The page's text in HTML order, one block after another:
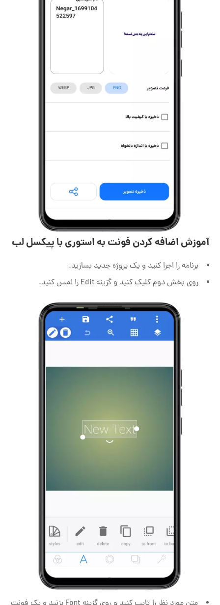
آموزش اضافه کردن فونت به استوری با پیکسل لب
برنامه را اجرا کنید و یک پروژه جدید بسازید.
روی بخش دوم کلیک کنید و گزینه Edit را لمس کنید.